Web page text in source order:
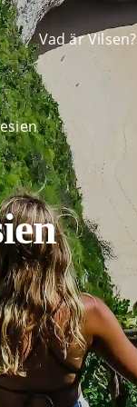
Landguider
Vad är Vilsen?